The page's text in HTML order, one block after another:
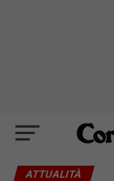
ATTUALITÀ